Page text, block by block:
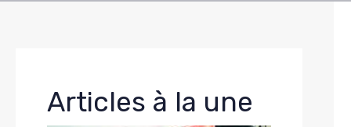
Articles à la une